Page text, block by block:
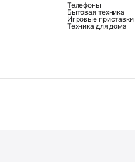
Телефоны
Бытовая техника
Игровые приставки
Техника для дома